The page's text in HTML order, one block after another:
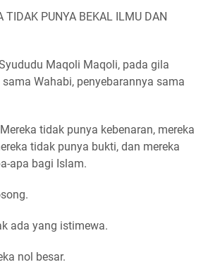
TIDAK PUNYA BEKAL ILMU DAN
Maqoli Maqoli, pada gila
Wahabi, penyebarannya sama
tidak punya kebenaran, mereka
tidak punya bukti, dan mereka
apa bagi Islam.
ada yang istimewa.
nol besar.